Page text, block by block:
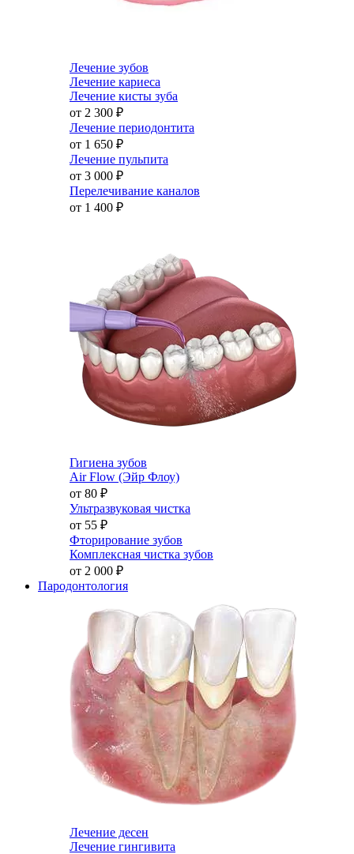
Лечение зубов
Лечение кариеса
Лечение кисты зуба
от 2 300 ₽
Лечение периодонтита
от 1 650 ₽
Лечение пульпита
от 3 000 ₽
Перелечивание каналов
от 1 400 ₽
Гигиена зубов
Air Flow (Эйр Флоу)
от 80 ₽
Ультразвуковая чистка
от 55 ₽
Фторирование зубов
Комплексная чистка зубов
от 2 000 ₽
Пародонтология
Лечение десен
Лечение гингивита